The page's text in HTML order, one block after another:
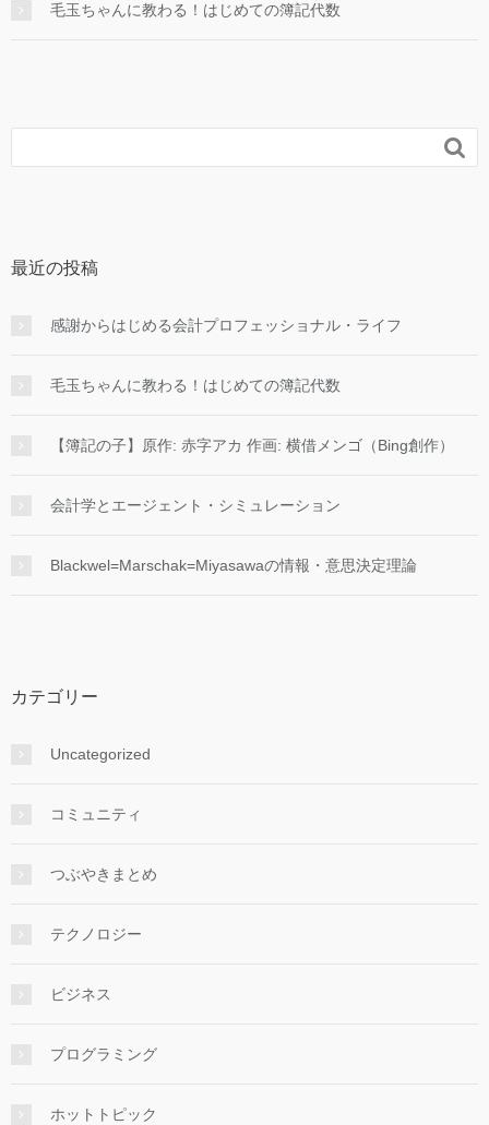
毛玉ちゃんに教わる！はじめての簿記代数

最近の投稿
感謝からはじめる会計プロフェッショナル・ライフ
毛玉ちゃんに教わる！はじめての簿記代数
【簿記の子】原作: 赤字アカ 作画: 横借メンゴ（Bing創作）
会計学とエージェント・シミュレーション
Blackwel=Marschak=Miyasawaの情報・意思決定理論
カテゴリー
Uncategorized
コミュニティ
つぶやきまとめ
テクノロジー
ビジネス
プログラミング
ホットトピック